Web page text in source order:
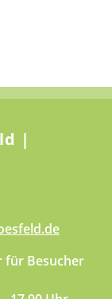
|
für Besucher